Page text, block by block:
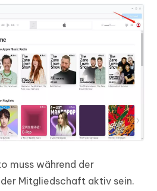
muss während der
Mitgliedschaft aktiv sein.